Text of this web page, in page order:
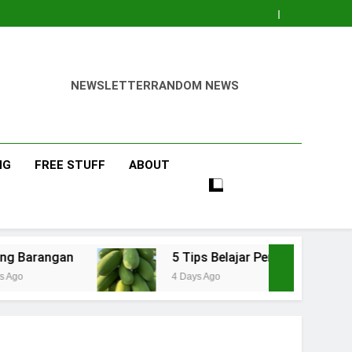
NEWSLETTERRANDOM NEWS
FREE STUFF ABOUT
5 Tips Belajar Pengetahuan Baru Bidang
4 Days Ago